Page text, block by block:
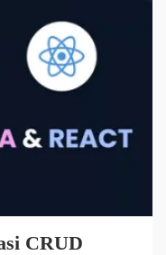
di Ubuntu
CRUD